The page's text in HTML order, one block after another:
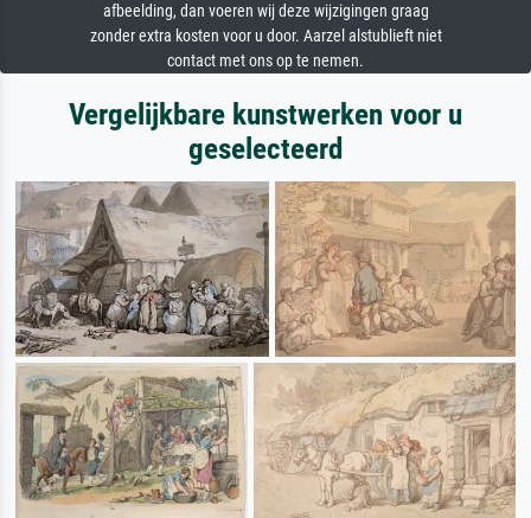
afbeelding, dan voeren wij deze wijzigingen graag
zonder extra kosten voor u door. Aarzel alstublieft niet
contact met ons op te nemen.
Vergelijkbare kunstwerken voor u
geselecteerd